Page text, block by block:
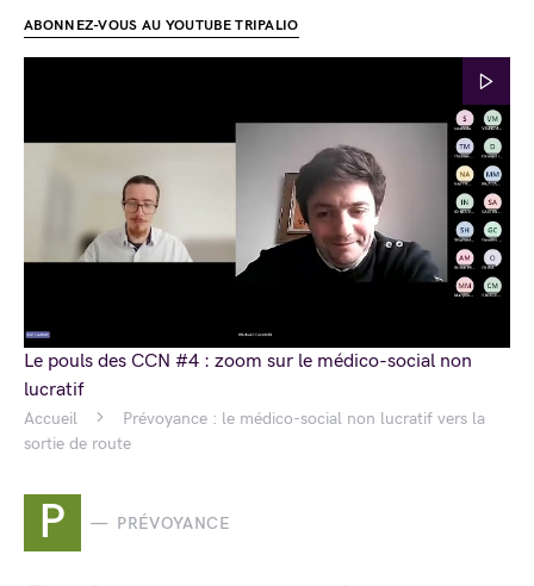
Accueil
Prévoyance : le médico-social non lucratif vers la
sortie de route
P PRÉVOYANCE
ABONNEZ-VOUS AU YOUTUBE TRIPALIO
Le pouls des CCN #4 : zoom sur le médico-social non
lucratif